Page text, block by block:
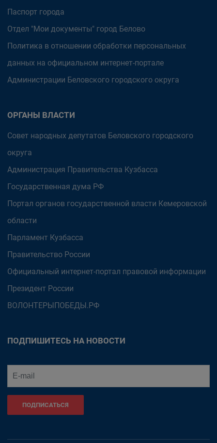
Паспорт города
Отдел "Мои документы" город Белово
Политика в отношении обработки персональных
данных на официальном интернет-портале
Администрации Беловского городского округа
ОРГАНЫ ВЛАСТИ
Совет народных депутатов Беловского городского
округа
Администрация Правительства Кузбасса
Государственная дума РФ
Портал органов государственной власти Кемеровской
области
Парламент Кузбасса
Правительство России
Официальный интернет-портал правовой информации
Президент России
ВОЛОНТЕРЫПОБЕДЫ.РФ
ПОДПИШИТЕСЬ НА НОВОСТИ
ПОДПИСАТЬСЯ